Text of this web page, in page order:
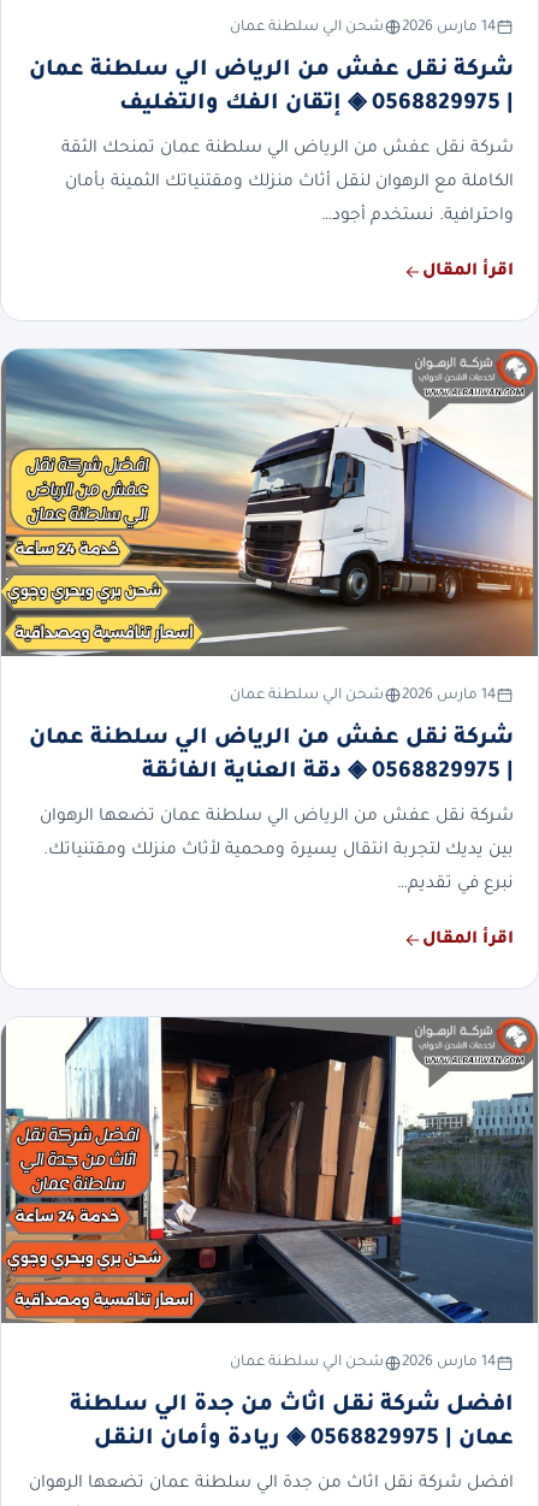
14 مارس 2026 شحن الي سلطنة عمان
شركة نقل عفش من الرياض الي سلطنة عمان
شركة نقل عفش من الرياض الي سلطنة عمان تمنحك الثقة
الكاملة مع الرهوان لنقل أثاث منزلك ومقتنياتك الثمينة بأمان
واحترافية. نستخدم أجود…
اقرأ المقال
14 مارس 2026 شحن الي سلطنة عمان
شركة نقل عفش من الرياض الي سلطنة عمان
شركة نقل عفش من الرياض الي سلطنة عمان تضعها الرهوان
بين يديك لتجربة انتقال يسيرة ومحمية لأثاث منزلك ومقتنياتك.
نبرع في تقديم…
اقرأ المقال
14 مارس 2026 شحن الي سلطنة عمان
افضل شركة نقل اثاث من جدة الي سلطنة
عمان | 0568829975 ◈ ريادة وأمان النقل
افضل شركة نقل اثاث من جدة الي سلطنة عمان تضعها الرهوان